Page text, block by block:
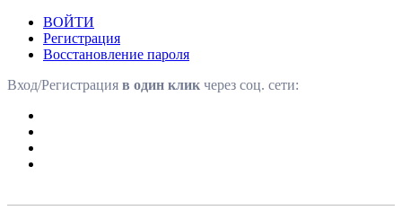
ВОЙТИ
Регистрация
Восстановление пароля
Вход/Регистрация в один клик через соц. сети: